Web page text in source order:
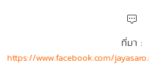
ที่มา :
https://www.facebook.com/